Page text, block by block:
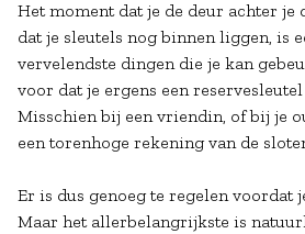
Het moment dat je de deur achter je
dat je sleutels nog binnen liggen, is
vervelendste dingen die je kan
voor dat je ergens een
Misschien bij een vriendin, of bij je
een torenhoge rekening van de
Er is dus genoeg te regelen voordat
Maar het allerbelangrijkste is